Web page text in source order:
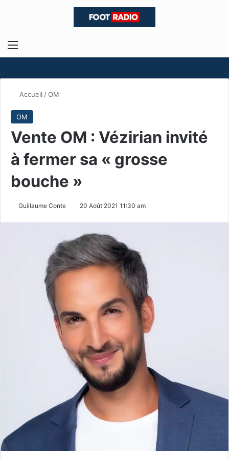
Menu
Accueil /OM
OM
Vente OM : Vézirian invité
à fermer sa « grosse
bouche »
Guillaume Conte 20 Août 2021 11:30 am